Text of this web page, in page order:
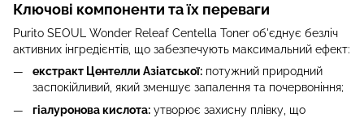
Ключові компоненти та їх переваги
Purito SEOUL Wonder Releaf Centella Toner об'єднує безліч
активних інгредієнтів, що забезпечують максимальний ефект:
екстракт Центелли Азіатської: потужний природний
заспокійливий, який зменшує запалення та почервоніння;
гіалуронова кислота: утворює захисну плівку, що